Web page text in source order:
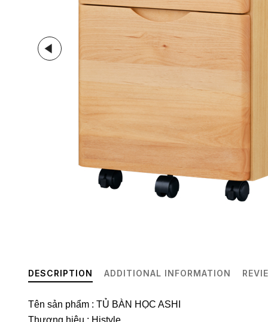
DESCRIPTION ADDITIONAL INFORMATION
Tên sản phẩm : TỦ BÀN HỌC ASHI
Thương hiệu : Histyle